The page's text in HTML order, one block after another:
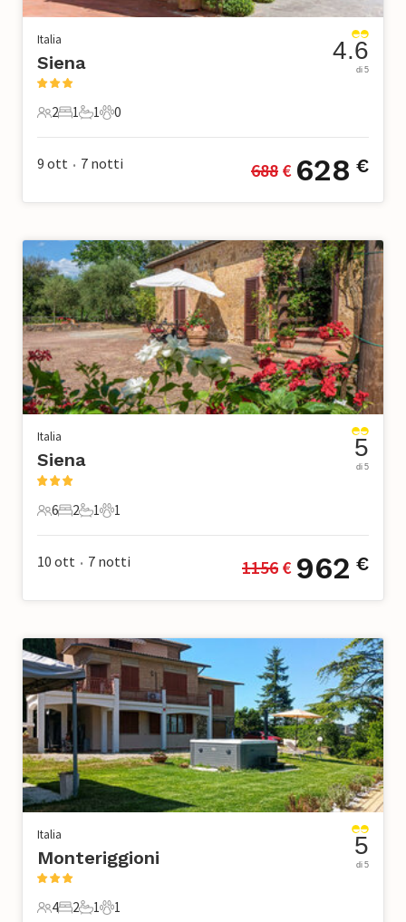
Italia
Siena
2 Ospiti
2
1 Camera da letto
1
1 Bagno
1
0 Animali domestici
0
4.6
di 5
9 ott • 7 notti 688 € 628 €
Italia
Siena
6 Ospiti
6
2 Camere da letto
2
1 Bagno
1
1 Animale domestico
1
5
di 5
10 ott • 7 notti 1156 € 962 €
Italia
Monteriggioni
4 Ospiti
4
2 Camere da letto
2
1 Bagno
1
1 Animale domestico
1
5
di 5